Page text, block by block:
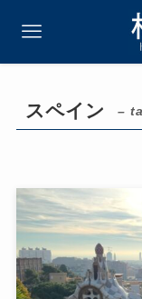
スペイン –